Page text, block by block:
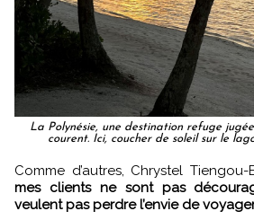
La Polynésie, une destination refuge
courent. Ici, coucher de soleil sur le
Comme d’autres, Chrystel
mes clients ne sont pas
veulent pas perdre l’envie de